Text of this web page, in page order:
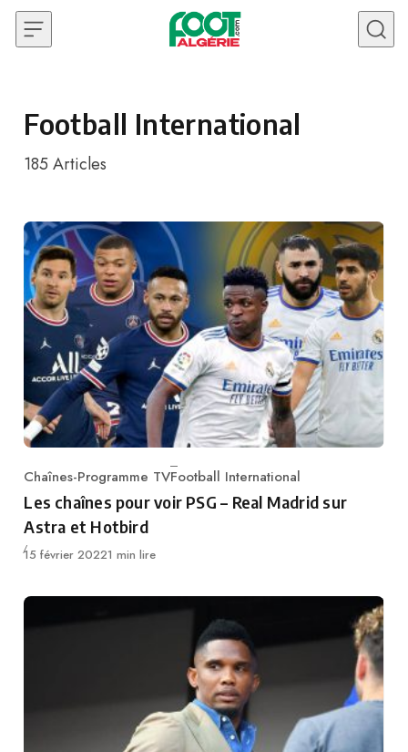
Skip to content
Football International
185Articles
Category
Chaînes-Programme TVFootball International
Les chaînes pour voir PSG – Real Madrid sur
Astra et Hotbird
Publié
15 février 20221 min lire